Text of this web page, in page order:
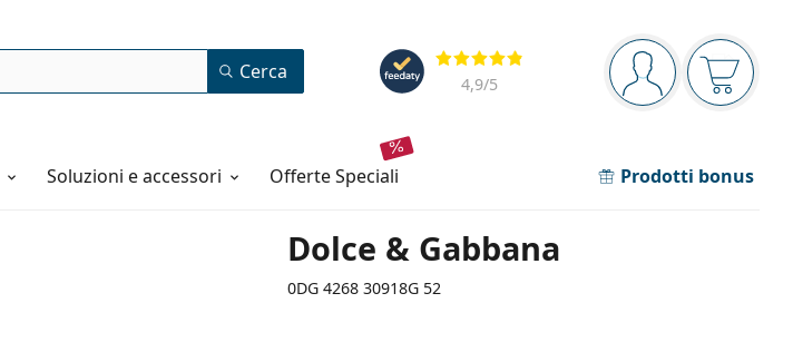
Barra di navigazione
sei connesso
Il
Valutazione
4,9/5
Cerca
Soluzioni e accessori offerte speciali Prodotti bonus
Dolce & Gabbana
0DG 4268 30918G 52